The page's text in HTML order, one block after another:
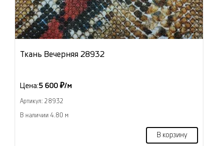
Ткань Вечерняя 28932
Цена:5 600 ₽/м
Артикул: 28932
В наличии 4.80 м
В корзину